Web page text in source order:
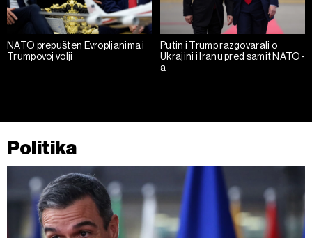
klikom na „Prikaži detalje“. Pristanak možete u bilo kojem
trenutku opozvati bez negativnih posledica.
NATO prepušten Evropljanima i
Trumpovoj volji
Putin i Trump razgovarali o
Ukrajini i Iranu pred samit NATO-
a
Politika